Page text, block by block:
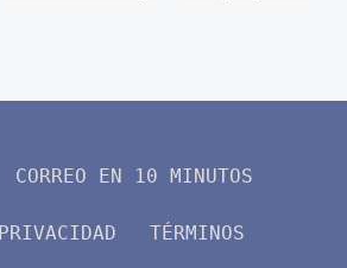
CORREO EN 10 MINUTOS
PRIVACIDAD TÉRMINOS